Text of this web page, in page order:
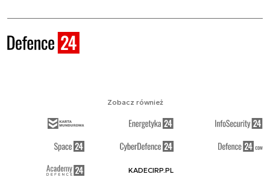
Zobacz również
KADECIRP.PL